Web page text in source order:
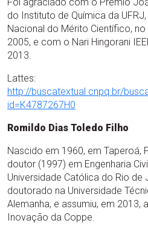
do Instituto de Química da
Nacional do Mérito Científico,
2005, e com o Nari Hingorani
2013.
Lattes:
http://buscatextual.cnpq.br/
id=K4787267H0
Romildo Dias Toledo Filho
Nascido em 1960, em Taperoá,
doutor (1997) em Engenharia
Universidade Católica do Rio de
doutorado na Universidade
Alemanha, e assumiu, em 2013,
Inovação da Coppe.